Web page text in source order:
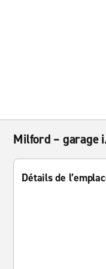
Milford – garage
Détails de